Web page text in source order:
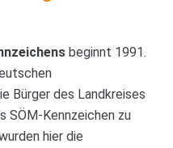
beginnt 1991.
Bürger des Landkreises
SÖM-Kennzeichen zu
hier die